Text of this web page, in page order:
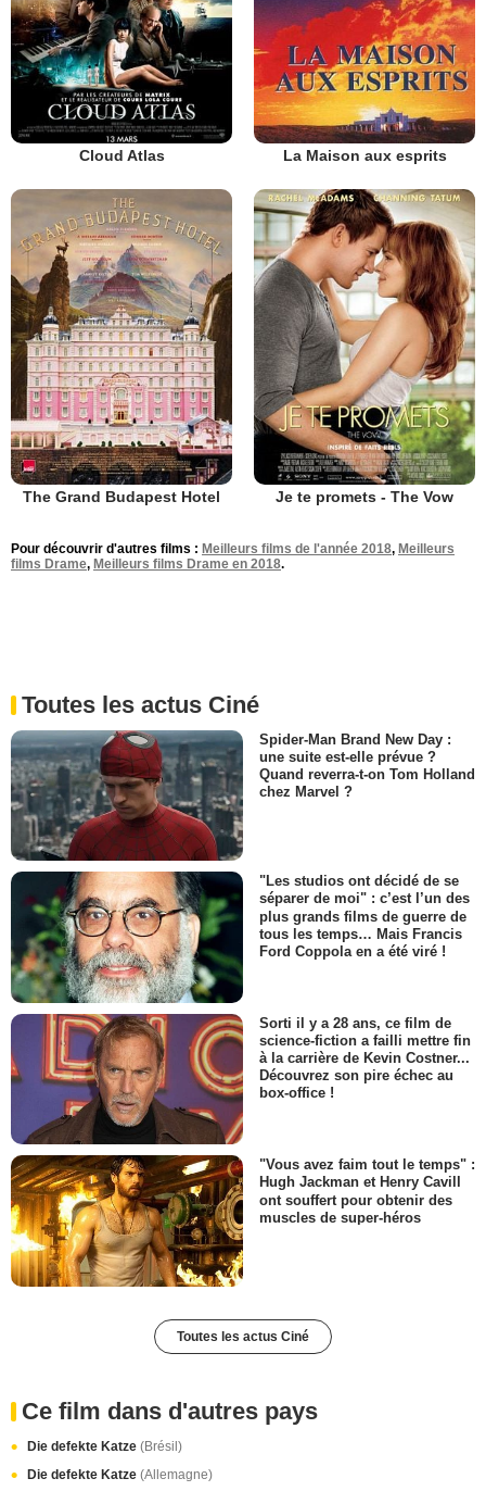
Cloud Atlas La Maison aux esprits
The Grand Budapest Hotel Je te promets - The Vow
Pour découvrir d'autres films : Meilleurs films de l'année 2018, Meilleurs
films Drame, Meilleurs films Drame en 2018.
Toutes les actus Ciné
Spider-Man Brand New Day :
une suite est-elle prévue ?
Quand reverra-t-on Tom Holland
chez Marvel ?
"Les studios ont décidé de se
séparer de moi" : c’est l’un des
plus grands films de guerre de
tous les temps… Mais Francis
Ford Coppola en a été viré !
Sorti il y a 28 ans, ce film de
science-fiction a failli mettre fin
à la carrière de Kevin Costner...
Découvrez son pire échec au
box-office !
"Vous avez faim tout le temps" :
Hugh Jackman et Henry Cavill
ont souffert pour obtenir des
muscles de super-héros
Toutes les actus Ciné
Ce film dans d'autres pays
Die defekte Katze (Brésil)
Die defekte Katze (Allemagne)